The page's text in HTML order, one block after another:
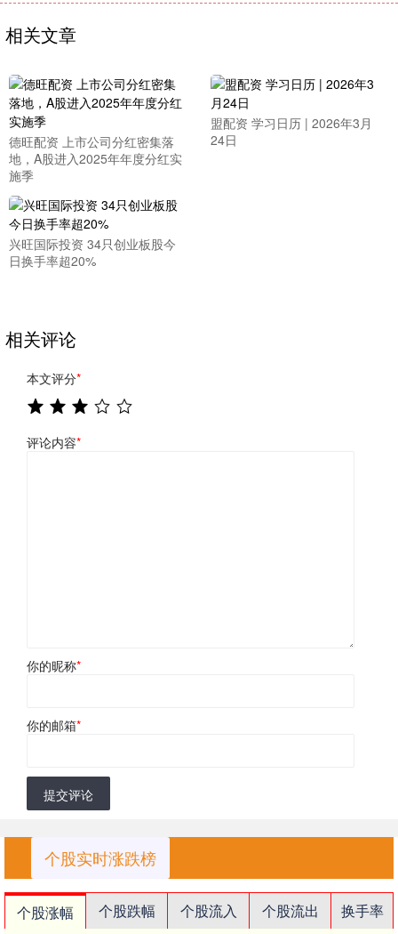
相关文章
德旺配资 上市公司分红密集落
地，A股进入2025年年度分红实
施季
盟配资 学习日历 | 2026年3月
24日
兴旺国际投资 34只创业板股今
日换手率超20%
相关评论
本文评分*
评论内容*
你的昵称*
你的邮箱*
提交评论
个股实时涨跌榜
个股涨幅 个股跌幅 个股流入 个股流出
换手率